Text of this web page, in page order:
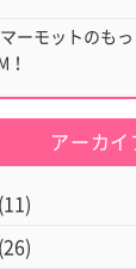
ーモットのもっ
！
アーカイ